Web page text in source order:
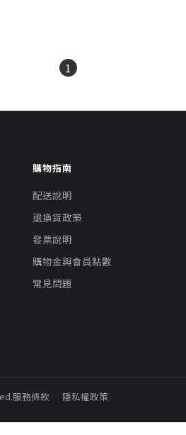
1
購物指南
配送說明
退換貨政策
發票說明
購物金與會員點數
常見問題
服務條款 隱私權政策